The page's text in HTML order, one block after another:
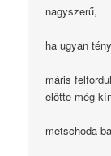
nagyszerű,
ha ugyan
máris
előtte még
metschoda